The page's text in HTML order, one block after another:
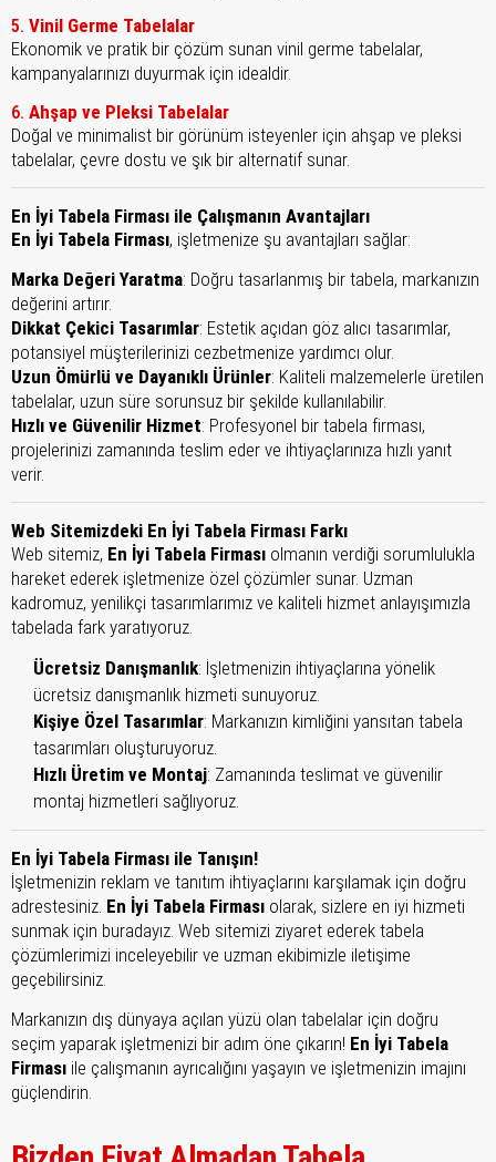
5. Vinil Germe Tabelalar
Ekonomik ve pratik bir çözüm sunan vinil germe tabelalar,
kampanyalarınızı duyurmak için idealdir.
6. Ahşap ve Pleksi Tabelalar
Doğal ve minimalist bir görünüm isteyenler için ahşap ve pleksi
tabelalar, çevre dostu ve şık bir alternatif sunar.
En İyi Tabela Firması ile Çalışmanın Avantajları
En İyi Tabela Firması, işletmenize şu avantajları sağlar:
Marka Değeri Yaratma: Doğru tasarlanmış bir tabela, markanızın
değerini artırır.
Dikkat Çekici Tasarımlar: Estetik açıdan göz alıcı tasarımlar,
potansiyel müşterilerinizi cezbetmenize yardımcı olur.
Uzun Ömürlü ve Dayanıklı Ürünler: Kaliteli malzemelerle üretilen
tabelalar, uzun süre sorunsuz bir şekilde kullanılabilir.
Hızlı ve Güvenilir Hizmet: Profesyonel bir tabela firması,
projelerinizi zamanında teslim eder ve ihtiyaçlarınıza hızlı yanıt
verir.
Web Sitemizdeki En İyi Tabela Firması Farkı
Web sitemiz, En İyi Tabela Firması olmanın verdiği sorumlulukla
hareket ederek işletmenize özel çözümler sunar. Uzman
kadromuz, yenilikçi tasarımlarımız ve kaliteli hizmet anlayışımızla
tabelada fark yaratıyoruz.
Ücretsiz Danışmanlık: İşletmenizin ihtiyaçlarına yönelik
ücretsiz danışmanlık hizmeti sunuyoruz.
Kişiye Özel Tasarımlar: Markanızın kimliğini yansıtan tabela
tasarımları oluşturuyoruz.
Hızlı Üretim ve Montaj: Zamanında teslimat ve güvenilir
montaj hizmetleri sağlıyoruz.
En İyi Tabela Firması ile Tanışın!
İşletmenizin reklam ve tanıtım ihtiyaçlarını karşılamak için doğru
adrestesiniz. En İyi Tabela Firması olarak, sizlere en iyi hizmeti
sunmak için buradayız. Web sitemizi ziyaret ederek tabela
çözümlerimizi inceleyebilir ve uzman ekibimizle iletişime
geçebilirsiniz.
Markanızın dış dünyaya açılan yüzü olan tabelalar için doğru
seçim yaparak işletmenizi bir adım öne çıkarın! En İyi Tabela
Firması ile çalışmanın ayrıcalığını yaşayın ve işletmenizin imajını
güçlendirin.